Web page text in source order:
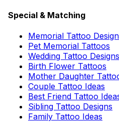
Special & Matching
Memorial Tattoo
Pet Memorial Tattoos
Wedding Tattoo Designs
Birth Flower Tattoos
Mother Daughter
Couple Tattoo Ideas
Best Friend Tattoo
Sibling Tattoo Designs
Family Tattoo Ideas